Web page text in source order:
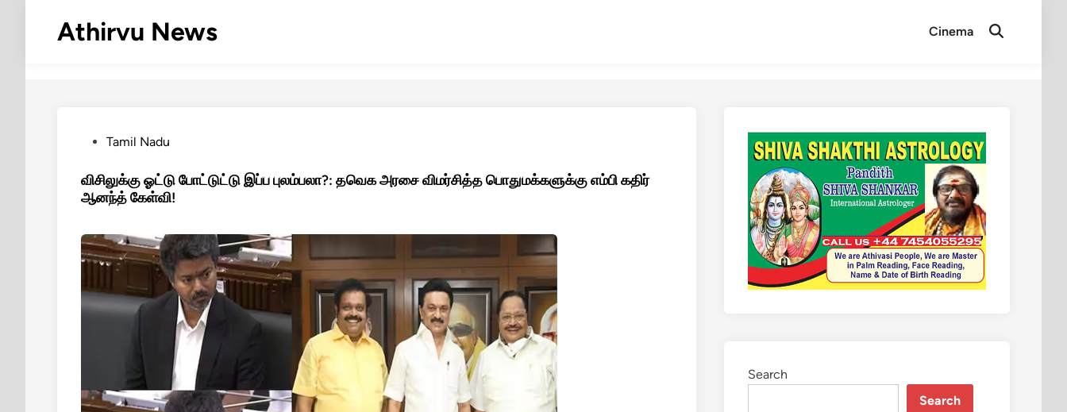
Athirvu News Cinema
Open
PostedTamil Nadu
விசிலுக்கு ஓட்டு போட்டுட்டு இப்ப புலம்பலா?: தவெக அரசை விமர்சித்த பொதுமக்களுக்கு எம்பி கதிர்
ஆனந்த் கேள்வி!
Search
Search